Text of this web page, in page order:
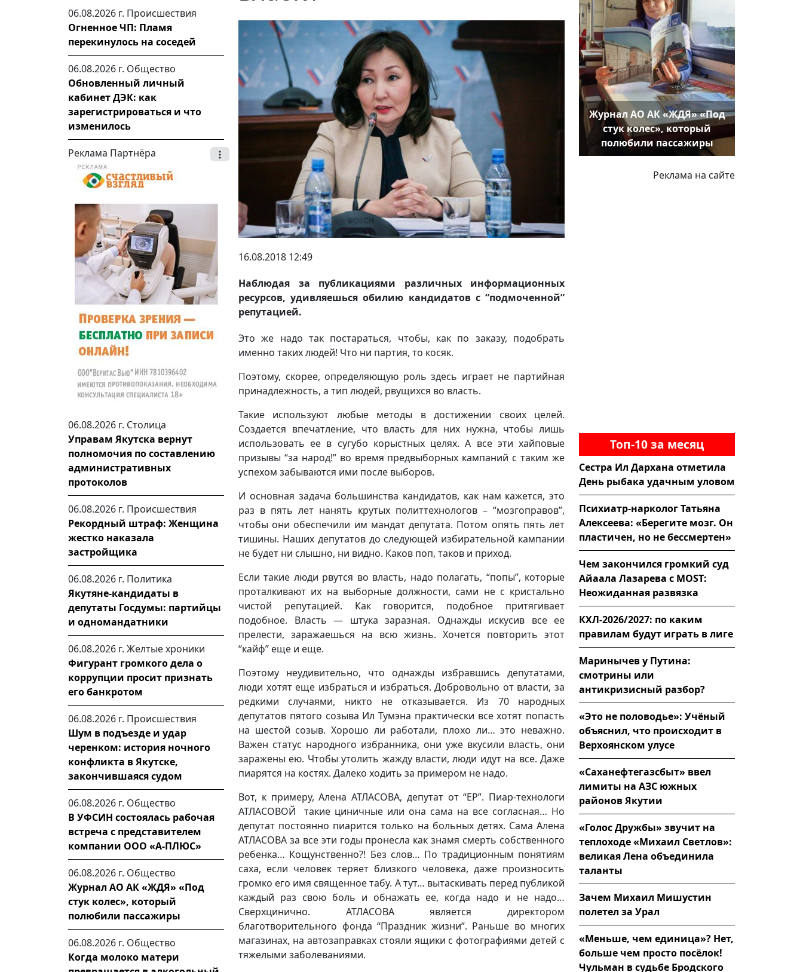
06.08.2026 г. Происшествия
Огненное ЧП: Пламя
перекинулось на соседей
06.08.2026 г. Общество
Обновленный личный
кабинет ДЭК: как
зарегистрироваться и что
изменилось
Реклама Партнёра
06.08.2026 г. Столица
Управам Якутска вернут
полномочия по составлению
административных
протоколов
06.08.2026 г. Происшествия
Рекордный штраф: Женщина
жестко наказала
застройщика
06.08.2026 г. Политика
Якутяне-кандидаты в
депутаты Госдумы: партийцы
и одномандатники
06.08.2026 г. Желтые хроники
Фигурант громкого дела о
коррупции просит признать
его банкротом
06.08.2026 г. Происшествия
Шум в подъезде и удар
черенком: история ночного
конфликта в Якутске,
закончившаяся судом
06.08.2026 г. Общество
В УФСИН состоялась рабочая
встреча с представителем
компании ООО «А-ПЛЮС»
06.08.2026 г. Общество
Журнал АО АК «ЖДЯ» «Под
стук колес», который
полюбили пассажиры
06.08.2026 г. Общество
Когда молоко матери
16.08.2018 12:49
Наблюдая за публикациями различных информационных
ресурсов, удивляешься обилию кандидатов с “подмоченной”
репутацией.
Это же надо так постараться, чтобы, как по заказу, подобрать
именно таких людей! Что ни партия, то косяк.
Поэтому, скорее, определяющую роль здесь играет не партийная
принадлежность, а тип людей, рвущихся во власть.
Такие используют любые методы в достижении своих целей.
Создается впечатление, что власть для них нужна, чтобы лишь
использовать ее в сугубо корыстных целях. А все эти хайповые
призывы “за народ!” во время предвыборных кампаний с таким же
успехом забываются ими после выборов.
И основная задача большинства кандидатов, как нам кажется, это
раз в пять лет нанять крутых политтехнологов – “мозгоправов”,
чтобы они обеспечили им мандат депутата. Потом опять пять лет
тишины. Наших депутатов до следующей избирательной кампании
не будет ни слышно, ни видно. Каков поп, таков и приход.
Если такие люди рвутся во власть, надо полагать, “попы”, которые
проталкивают их на выборные должности, сами не с кристально
чистой репутацией. Как говорится, подобное притягивает
подобное. Власть — штука заразная. Однажды искусив все ее
прелести, заражаешься на всю жизнь. Хочется повторить этот
“кайф” еще и еще.
Поэтому неудивительно, что однажды избравшись депутатами,
люди хотят еще избраться и избраться. Добровольно от власти, за
редкими случаями, никто не отказывается. Из 70 народных
депутатов пятого созыва Ил Тумэна практически все хотят попасть
на шестой созыв. Хорошо ли работали, плохо ли… это неважно.
Важен статус народного избранника, они уже вкусили власть, они
заражены ею. Чтобы утолить жажду власти, люди идут на все. Даже
пиарятся на костях. Далеко ходить за примером не надо.
Вот, к примеру, Алена АТЛАСОВА, депутат от “ЕР”. Пиар-технологи
АТЛАСОВОЙ такие циничные или она сама на все согласная… Но
депутат постоянно пиарится только на больных детях. Сама Алена
АТЛАСОВА за все эти годы пронесла как знамя смерть собственного
ребенка… Кощунственно?! Без слов… По традиционным понятиям
саха, если человек теряет близкого человека, даже произносить
громко его имя священное табу. А тут… вытаскивать перед публикой
каждый раз свою боль и обнажать ее, когда надо и не надо…
Сверхцинично. АТЛАСОВА является директором
благотворительного фонда “Праздник жизни”. Раньше во многих
магазинах, на автозаправках стояли ящики с фотографиями детей с
тяжелыми заболеваниями.
Журнал АО АК «ЖДЯ» «Под
стук колес», который
полюбили пассажиры
Реклама на сайте
Топ-10 за месяц
Сестра Ил Дархана отметила
День рыбака удачным уловом
Психиатр-нарколог Татьяна
Алексеева: «Берегите мозг. Он
пластичен, но не бессмертен»
Чем закончился громкий суд
Айаала Лазарева с MOST:
Неожиданная развязка
КХЛ-2026/2027: по каким
правилам будут играть в лиге
Маринычев у Путина:
смотрины или
антикризисный разбор?
«Это не половодье»: Учёный
объяснил, что происходит в
Верхоянском улусе
«Саханефтегазсбыт» ввел
лимиты на АЗС южных
районов Якутии
«Голос Дружбы» звучит на
теплоходе «Михаил Светлов»:
великая Лена объединила
таланты
Зачем Михаил Мишустин
полетел за Урал
«Меньше, чем единица»? Нет,
больше чем просто посёлок!
Чульман в судьбе Бродского